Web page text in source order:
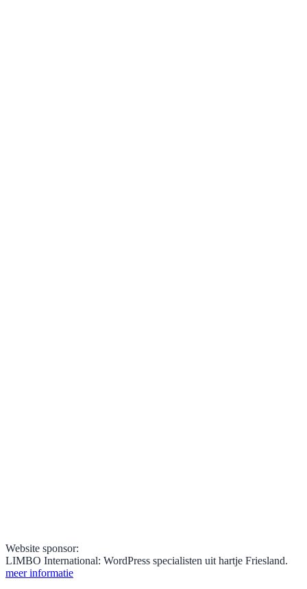
Website sponsor:
LIMBO International: WordPress specialisten uit hartje Friesland.
meer informatie